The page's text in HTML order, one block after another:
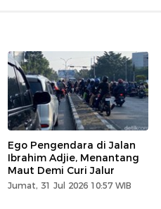
Ego Pengendara di Jalan
Ibrahim Adjie, Menantang
Maut Demi Curi Jalur
Jumat, 31 Jul 2026 10:57 WIB